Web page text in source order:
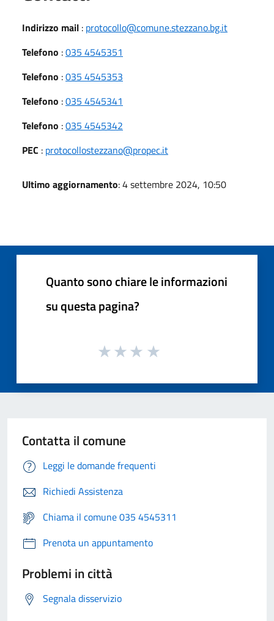
Indirizzo mail : protocollo@comune.stezzano.bg.it
Telefono :035 4545351
Telefono :035 4545353
Telefono :035 4545341
Telefono :035 4545342
PEC : protocollostezzano@propec.it
Ultimo aggiornamento: 4 settembre 2024, 10:50
Quanto sono chiare le informazioni
su questa pagina?
Contatta il comune
Leggi le domande frequenti
Richiedi Assistenza
Chiama il comune 035 4545311
Prenota un appuntamento
Problemi in città
Segnala disservizio